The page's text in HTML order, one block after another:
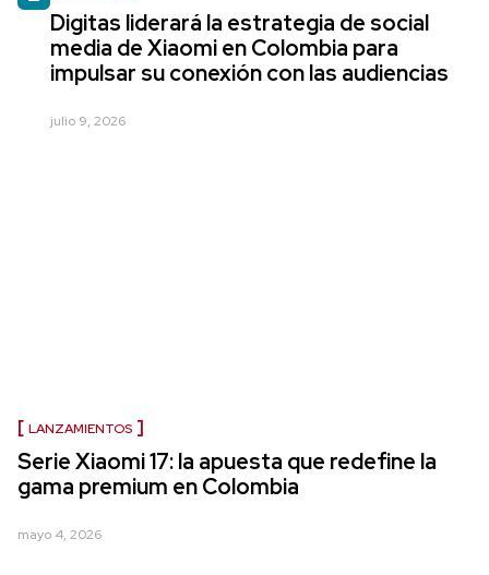
Digitas liderará la estrategia de social
media de Xiaomi en Colombia para
impulsar su conexión con las audiencias
julio 9, 2026
LANZAMIENTOS
Serie Xiaomi 17: la apuesta que redefine la
gama premium en Colombia
mayo 4, 2026